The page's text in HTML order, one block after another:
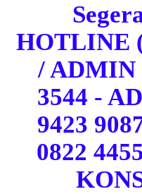
HOTLINE
/ ADMIN
3544 -
9423
0822